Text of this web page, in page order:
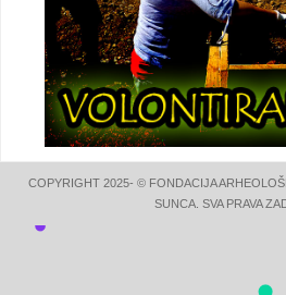
COPYRIGHT 2025- © FONDACIJA
SUNCA. SVA PRAVA